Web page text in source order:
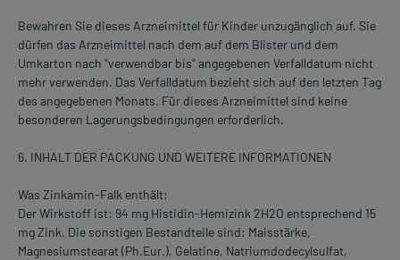
Bewahren Sie dieses Arzneimittel für Kinder unzugänglich auf. Sie
dürfen das Arzneimittel nach dem auf dem Blister und dem
Umkarton nach "verwendbar bis" angegebenen Verfalldatum nicht
mehr verwenden. Das Verfalldatum bezieht sich auf den letzten Tag
des angegebenen Monats. Für dieses Arzneimittel sind keine
besonderen Lagerungsbedingungen erforderlich.
6. INHALT DER PACKUNG UND WEITERE INFORMATIONEN
Was Zinkamin-Falk enthält:
Der Wirkstoff ist: 94 mg Histidin-Hemizink 2H2O entsprechend 15
mg Zink. Die sonstigen Bestandteile sind: Maisstärke,
Magnesiumstearat (Ph.Eur.), Gelatine, Natriumdodecylsulfat,